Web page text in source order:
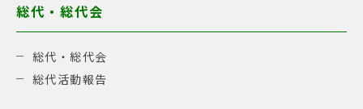
総代・総代会
総代・総代会
総代活動報告